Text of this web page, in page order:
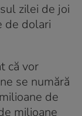
zilei de joi
de dolari
că vor
se numără
de
milioane